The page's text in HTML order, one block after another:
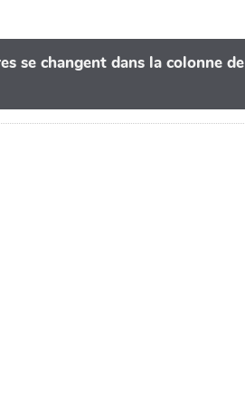
se changent dans la colonne de